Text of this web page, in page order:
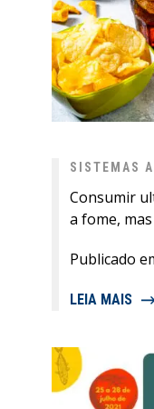
SISTEMAS
Consumir
a fome,
Publicado
LEIA MAIS